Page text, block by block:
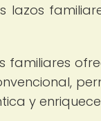
lazos
familiares
y